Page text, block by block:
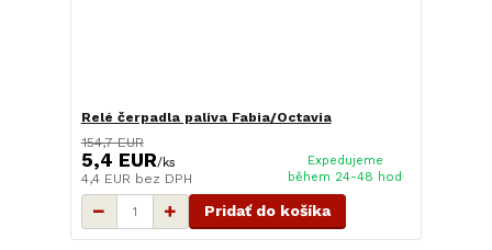
Relé čerpadla paliva Fabia/Octavia
154,7 EUR
5,4 EUR/ks
4,4 EUR bez DPH
Expedujeme
během 24-48 hod
Pridať do košíka